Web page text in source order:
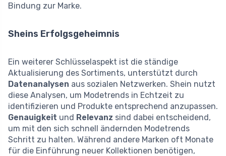
Bindung zur Marke.
Sheins Erfolgsgeheimnis
Ein weiterer Schlüsselaspekt ist die ständige
Aktualisierung des Sortiments, unterstützt durch
Datenanalysen aus sozialen Netzwerken. Shein nutzt
diese Analysen, um Modetrends in Echtzeit zu
identifizieren und Produkte entsprechend anzupassen.
Genauigkeit und Relevanz sind dabei entscheidend,
um mit den sich schnell ändernden Modetrends
Schritt zu halten. Während andere Marken oft Monate
für die Einführung neuer Kollektionen benötigen,